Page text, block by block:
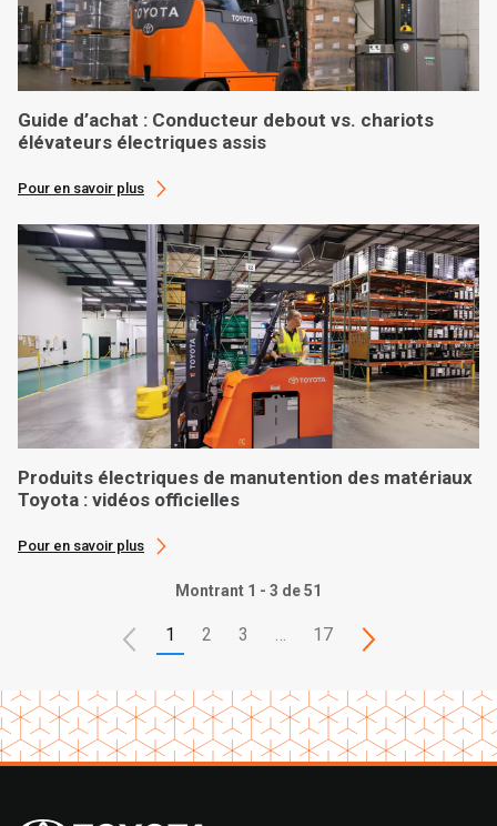
Guide d’achat : Conducteur debout vs. chariots
élévateurs électriques assis
Pour en savoir plus
Produits électriques de manutention des matériaux
Toyota : vidéos officielles
Pour en savoir plus
Montrant 1 - 3 de 51
1 2 3 17